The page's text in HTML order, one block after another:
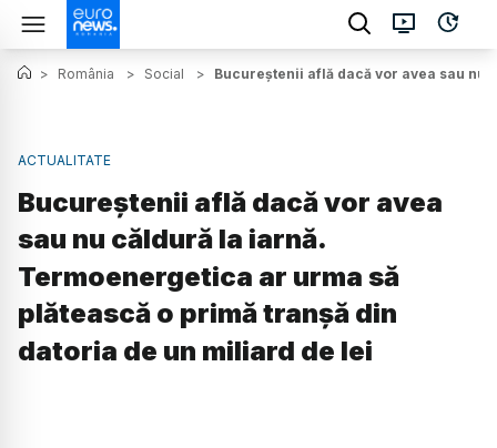
> România > Social > Bucureștenii află dacă vor avea sau
ACTUALITATE
Bucureștenii află dacă vor avea
sau nu căldură la iarnă.
Termoenergetica ar urma să
plătească o primă tranșă din
datoria de un miliard de lei